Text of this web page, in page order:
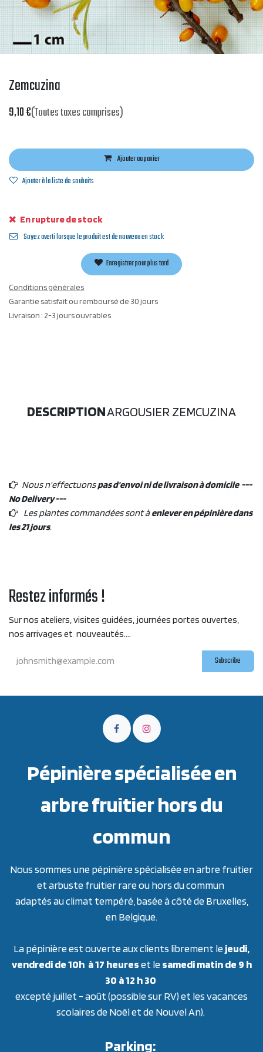
Zemcuzina
9,10€(Toutes taxes comprises)
Ajouter au panier
Ajouter à la liste de souhaits
En rupture de stock
Soyez averti lorsque le produit est de nouveau en stock
Enregistrer pour plus tard
Conditions générales
Garantie satisfait ou remboursé de 30 jours
Livraison : 2-3 jours ouvrables
DESCRIPTIONARGOUSIER ZEMCUZINA
Nous n'effectuonspas d'envoi ni de livraison à domicile ---
No Delivery ---
Les plantes commandées sont àenlever en pépinière dans
les 21 jours.
Restez informés !
Sur nos ateliers, visites guidées, journées portes ouvertes,
nos arrivages et nouveautés....
Subscribe
Pépinière spécialisée en
arbre fruitier hors du
commun
Nous sommes une pépinière spécialisée en arbre fruitier
et arbuste fruitier rare ou hors du commun
adaptés au climat tempéré, basée à côté de Bruxelles,
en Belgique.
La pépinière est ouverte aux clients librement lejeudi,
vendredi de 10h à 17 heureset lesamedi matin de 9 h
30 à 12 h 30
excepté juillet - août (possible sur RV) et les vacances
scolaires de Noël et de Nouvel An).
Parking: